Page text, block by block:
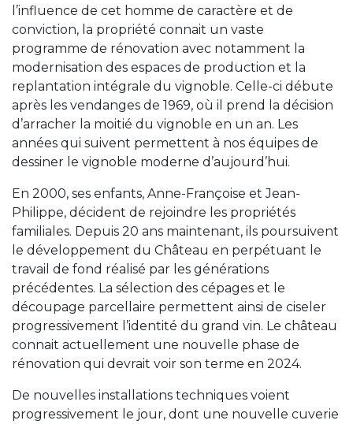
l’influence de cet homme de caractère et de
conviction, la propriété connait un vaste
programme de rénovation avec notamment la
modernisation des espaces de production et la
replantation intégrale du vignoble. Celle-ci débute
après les vendanges de 1969, où il prend la décision
d’arracher la moitié du vignoble en un an. Les
années qui suivent permettent à nos équipes de
dessiner le vignoble moderne d’aujourd’hui.
En 2000, ses enfants, Anne-Françoise et Jean-
Philippe, décident de rejoindre les propriétés
familiales. Depuis 20 ans maintenant, ils poursuivent
le développement du Château en perpétuant le
travail de fond réalisé par les générations
précédentes. La sélection des cépages et le
découpage parcellaire permettent ainsi de ciseler
progressivement l’identité du grand vin. Le château
connait actuellement une nouvelle phase de
rénovation qui devrait voir son terme en 2024.
De nouvelles installations techniques voient
progressivement le jour, dont une nouvelle cuverie